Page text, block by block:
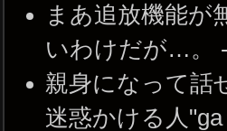
まあ追放機能が
いわけだが…。
親身になって話
迷惑かける人